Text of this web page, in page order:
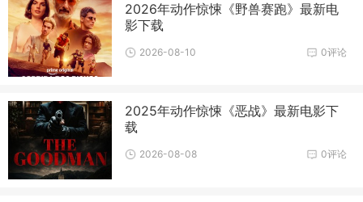
2026年动作惊悚《野兽赛跑》最新电
影下载
0评论
2026-08-10
2025年动作惊悚《恶战》最新电影下
载
0评论
2026-08-08